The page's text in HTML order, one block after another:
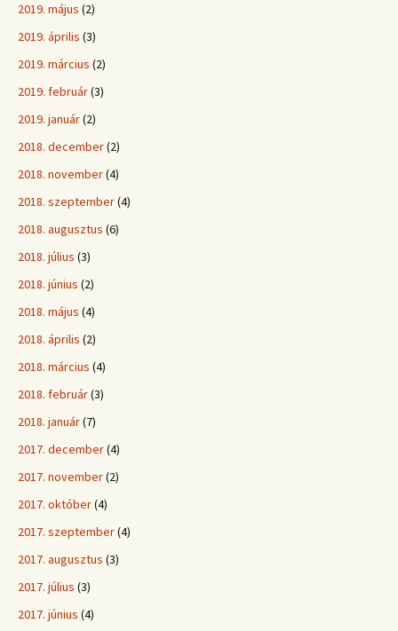
2019. május (2)
2019. április (3)
2019. március (2)
2019. február(3)
2019. január(2)
2018. december(2)
2018. november(4)
2018. szeptember(4)
2018. augusztus (6)
2018. július (3)
2018. június (2)
2018. május (4)
2018. április (2)
2018. március (4)
2018. február(3)
2018. január(7)
2017. december(4)
2017. november(2)
2017. október(4)
2017. szeptember(4)
2017. augusztus (3)
2017. július (3)
2017. június (4)